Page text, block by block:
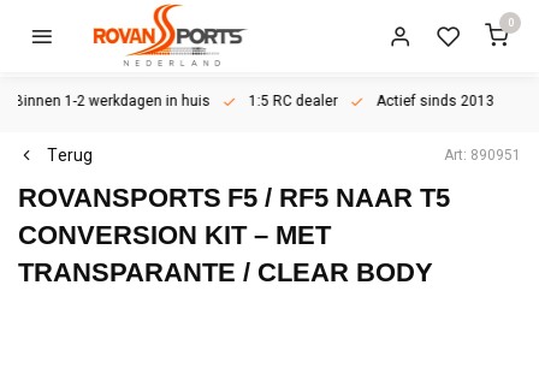
0
Binnen 1-2 werkdagen in huis 1:5 RC dealer Actief sinds 2013
Terug Art: 890951
ROVANSPORTS F5 / RF5 NAAR T5
CONVERSION KIT – MET
TRANSPARANTE / CLEAR BODY